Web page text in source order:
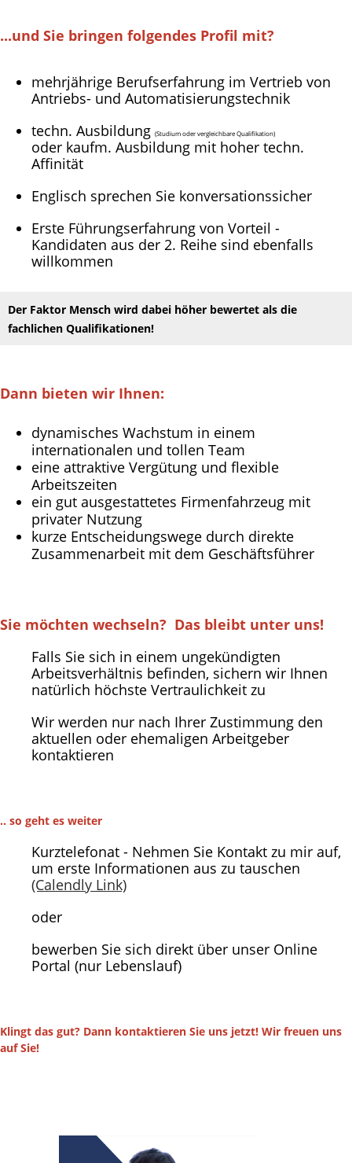
...und Sie bringen folgendes Profil mit?
mehrjährige Berufserfahrung im Vertrieb von
Antriebs- und Automatisierungstechnik
techn. Ausbildung (Studium oder vergleichbare Qualifikation)
oder kaufm. Ausbildung mit hoher techn.
Affinität
Englisch sprechen Sie konversationssicher
Erste Führungserfahrung von Vorteil -
Kandidaten aus der 2. Reihe sind ebenfalls
willkommen
Der Faktor Mensch wird dabei höher bewertet als die
fachlichen Qualifikationen!
Dann bieten wir Ihnen:
dynamisches Wachstum in einem
internationalen und tollen Team
eine attraktive Vergütung und flexible
Arbeitszeiten
ein gut ausgestattetes Firmenfahrzeug mit
privater Nutzung
kurze Entscheidungswege durch direkte
Zusammenarbeit mit dem Geschäftsführer
Sie möchten wechseln? Das bleibt unter uns!
Falls Sie sich in einem ungekündigten
Arbeitsverhältnis befinden, sichern wir Ihnen
natürlich höchste Vertraulichkeit zu
Wir werden nur nach Ihrer Zustimmung den
aktuellen oder ehemaligen Arbeitgeber
kontaktieren
.. so geht es weiter
Kurztelefonat - Nehmen Sie Kontakt zu mir auf,
um erste Informationen aus zu tauschen
(Calendly Link)
oder
bewerben Sie sich direkt über unser Online
Portal (nur Lebenslauf)
Klingt das gut? Dann kontaktieren Sie uns jetzt! Wir freuen uns
auf Sie!